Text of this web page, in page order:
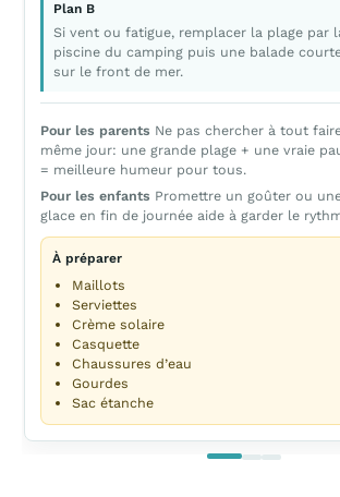
Plan B
Si vent ou fatigue, remplacer la plage par
piscine du camping puis une balade
sur le front de mer.
Pour les parents Ne pas chercher à tout
même jour: une grande plage + une vraie
= meilleure humeur pour tous.
Pour les enfants Promettre un goûter ou
glace en fin de journée aide à garder le
À préparer
Maillots
Serviettes
Crème solaire
Casquette
Chaussures d’eau
Gourdes
Sac étanche